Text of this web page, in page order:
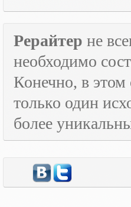
Рерайтер не
необходимо
Конечно, в этом
только один
более